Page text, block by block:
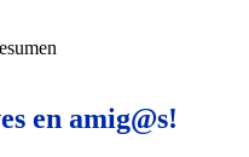
en amig@s!